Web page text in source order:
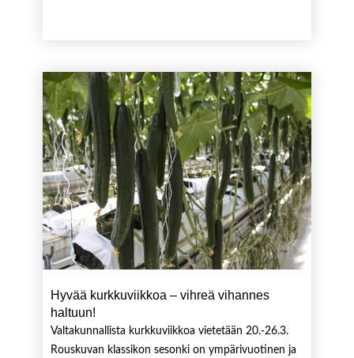
Hyvää kurkkuviikkoa – vihreä vihannes
haltuun!
Valtakunnallista kurkkuviikkoa vietetään 20.-26.3.
Rouskuvan klassikon sesonki on ympärivuotinen ja